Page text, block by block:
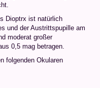
Dioptrx ist natürlich
und der Austrittspupille am
moderat großer
0,5 mag betragen.
folgenden Okularen